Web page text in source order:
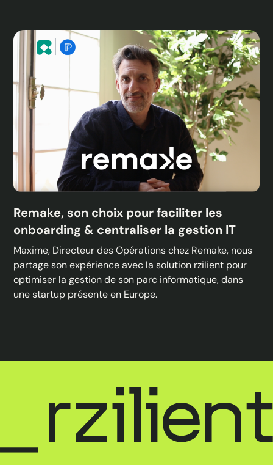
Remake, son choix pour faciliter les
onboarding & centraliser la gestion IT
Maxime, Directeur des Opérations chez Remake, nous
partage son expérience avec la solution rzilient pour
optimiser la gestion de son parc informatique, dans
une startup présente en Europe.